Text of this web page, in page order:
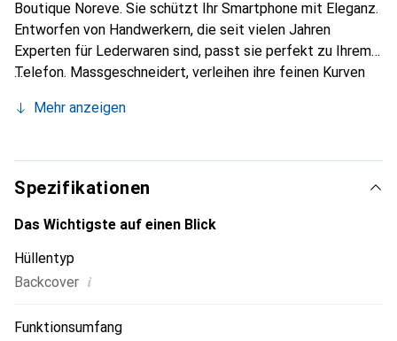
Boutique Noreve. Sie schützt Ihr Smartphone mit Eleganz.
Entworfen von Handwerkern, die seit vielen Jahren
Experten für Lederwaren sind, passt sie perfekt zu Ihrem
Telefon. Massgeschneidert, verleihen ihre feinen Kurven
unverzichtbaren Accessoire für Ihr Smartphone.
die Marke Noreve eine sichere Wahl für eine
anspruchsvolle Kundschaft.
Mehr anzeigen
Spezifikationen
Das Wichtigste auf einen Blick
Hüllentyp
Backcover i
Funktionsumfang